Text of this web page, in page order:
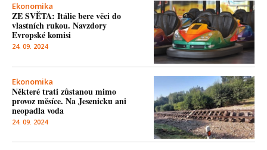
Ekonomika
ZE SVĚTA: Itálie bere věci do
vlastních rukou. Navzdory
Evropské komisi
24. 09. 2024
Ekonomika
Některé trati zůstanou mimo
provoz měsíce. Na Jesenicku ani
neopadla voda
24. 09. 2024